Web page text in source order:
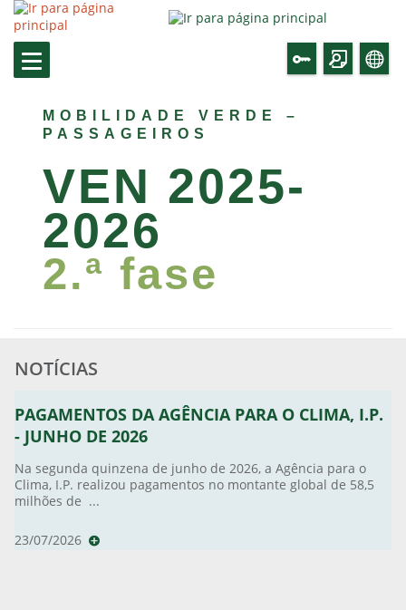
MOBILIDADE VERDE –
PASSAGEIROS
VEN 2025-
2026
2.ª fase
NOTÍCIAS
PAGAMENTOS DA AGÊNCIA PARA O CLIMA, I.P.
- JUNHO DE 2026
Na segunda quinzena de junho de 2026, a Agência para o
Clima, I.P. realizou pagamentos no montante global de 58,5
milhões de ...
23/07/2026